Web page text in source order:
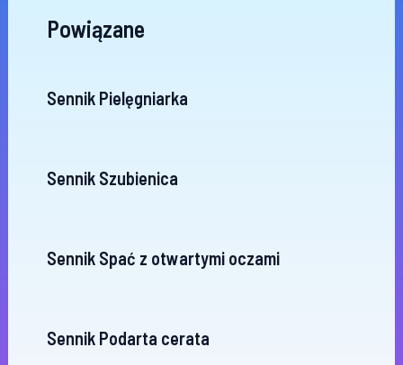
Powiązane
Sennik Pielęgniarka
Sennik Szubienica
Sennik Spać z otwartymi oczami
Sennik Podarta cerata